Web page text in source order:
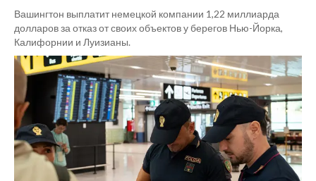
Вашингтон выплатит немецкой компании 1,22 миллиарда
долларов за отказ от своих объектов у берегов Нью-Йорка,
Калифорнии и Луизианы.